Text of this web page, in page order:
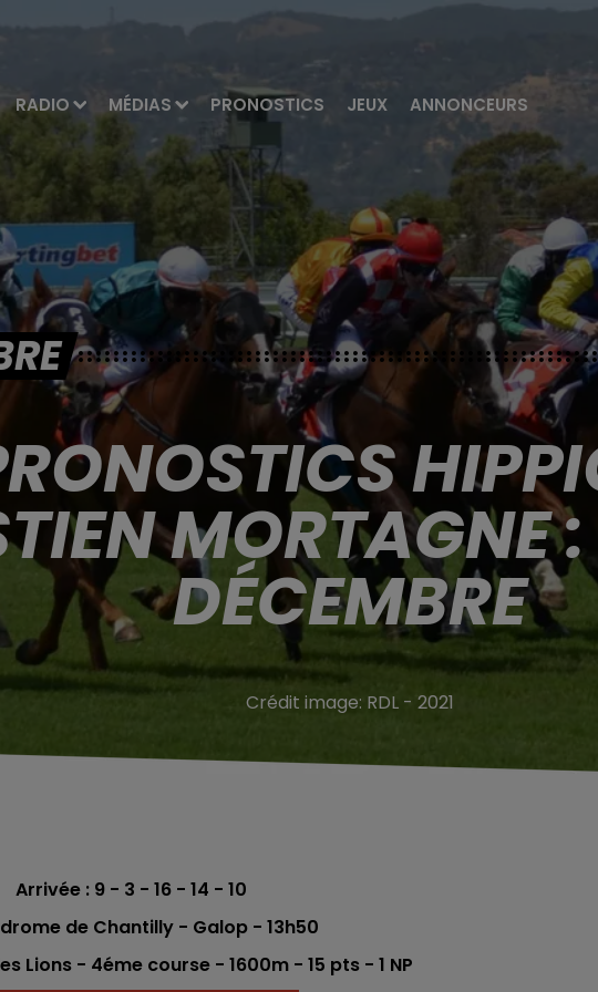
RADIO MÉDIAS PRONOSTICS JEUX ANNONCEURS
MORTAGNE
DÉCEMBRE
Crédit image: RDL - 2021
Arrivée : 9 - 3 - 16 - 14 - 10
de Chantilly - Galop - 13h50
Lions - 4éme course - 1600m - 15 pts - 1 NP